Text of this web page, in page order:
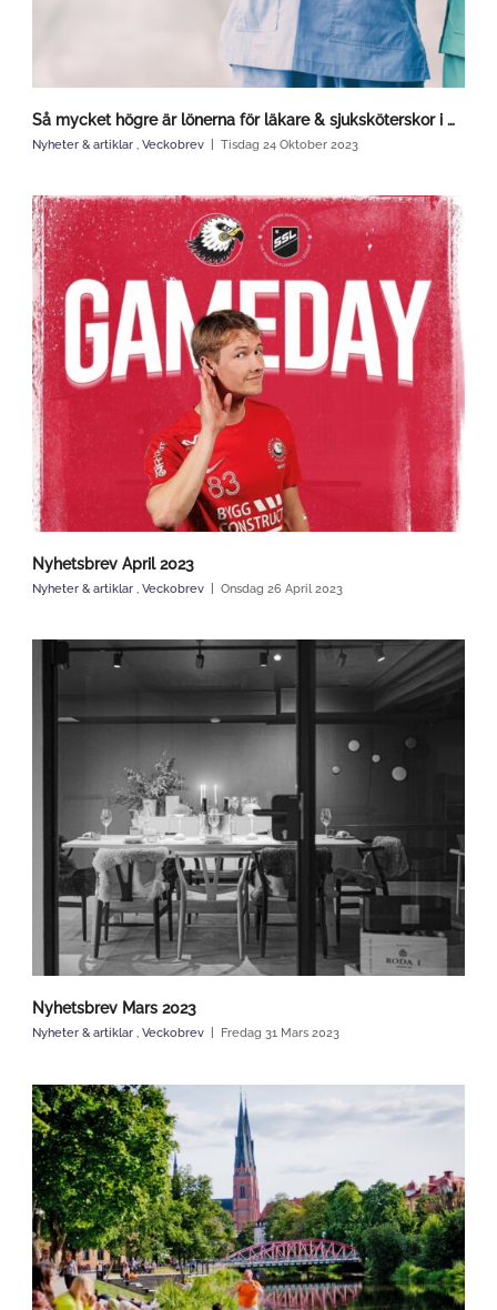
Så mycket högre är lönerna för läkare & sjuksköterskor i Norge
Nyheter & artiklar Veckobrev Tisdag 24 Oktober 2023
Nyhetsbrev April 2023
Nyheter & artiklar , Veckobrev Onsdag 26 April 2023
Nyhetsbrev Mars 2023
Nyheter & artiklar , Veckobrev Fredag 31 Mars 2023